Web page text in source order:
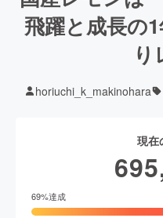
飛躍と成長の
り
horiuchi_k_makinohara
現在
69%達成